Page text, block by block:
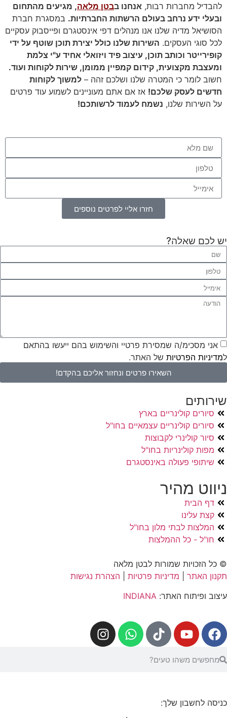
להבדיל מחברות רבות, אנחנו בבטן מלאה, מגיעים מהתחום
ובעלי ידע נרחב בעולם הרשתות החברתיות. במסגרת חברת
הסושיאל מדיה שלנו אנו מנהלים דפי אינסטגרם ופייסבוק עסקיים
לכל סוגי העסקים. השירות שלנו כולל יצירת תוכן שוטף על ידי
קופירייטר וכותב תוכן, עיצוב פיד ויזואלי אחיד ע"י צלמת
ומעצבת מקצועית, קידום קמפיין ממומן, שירות לקוחות ועוד.
חשוב לומר כי המטרה שלנו ושלכם זהה – למשוך לקוחות
חדשים לעסק שלכם! אז אם אתם מעוניינים לשמוע עוד פרטים
על השירות שלנו, נשמח לעמוד לרשותכם!
חזרו אליי לפרטים נוספים
יש לכם שאלה?
אני מסכימ/ה שמסירת פרטיי והשימוש בהם ייעשו בהתאם
למדיניות הפרטיות של האתר.
השאירו פרטים ונחזור אליכם בהקדם!
שירותים
סיורים קולינריים בארץ
סיורים קולינריים עצמאיים בחו"ל
סיור קולינרי לקבוצות
מפות קולינריות בחו"ל
שיתופי פעולה באינסטגרם
ניווט מהיר
דף הבית
קצת עלינו
המלצות לבתי מלון בחו"ל
חו"ל - כל ההמלצות
© כל הזכויות שמורות לבטן מלאה
תקנון האתר
מדיניות פרטיות
הצהרת נגישות
עיצוב ופיתוח האתר: INDIANA
כניסה לחשבון שלך: